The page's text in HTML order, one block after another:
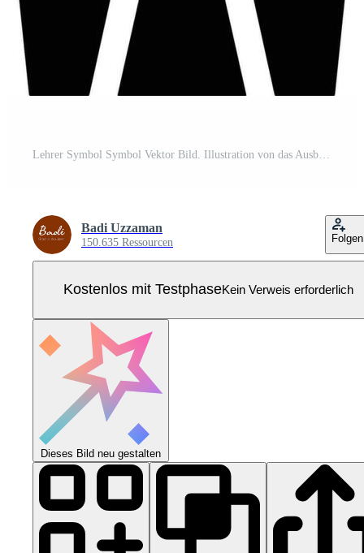
Badi Uzzaman
150.635 Ressourcen Folgen
Kostenlos mit TestphaseKein Verweis erforderlich
Dieses Bild neu gestalten